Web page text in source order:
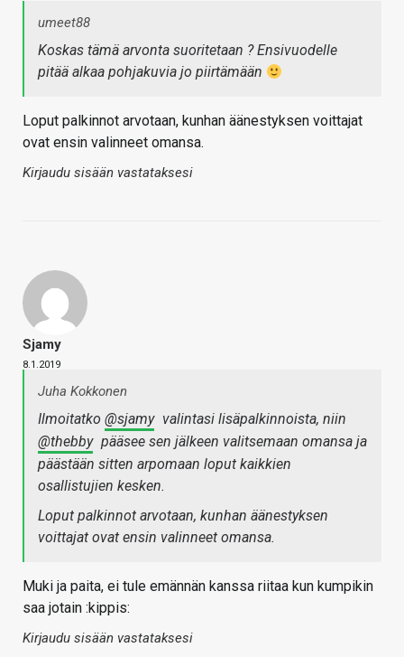
umeet88
Koskas tämä arvonta suoritetaan ? Ensivuodelle
pitää alkaa pohjakuvia jo piirtämään
Loput palkinnot arvotaan, kunhan äänestyksen voittajat
ovat ensin valinneet omansa.
Kirjaudu sisään vastataksesi
Sjamy
8.1.2019
Juha Kokkonen
Ilmoitatko @sjamy valintasi lisäpalkinnoista, niin
@thebby pääsee sen jälkeen valitsemaan omansa ja
päästään sitten arpomaan loput kaikkien
osallistujien kesken.
Loput palkinnot arvotaan, kunhan äänestyksen
voittajat ovat ensin valinneet omansa.
Muki ja paita, ei tule emännän kanssa riitaa kun kumpikin
saa jotain :kippis:
Kirjaudu sisään vastataksesi